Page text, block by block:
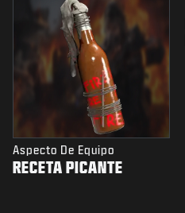
Aspecto De Equipo
RECETA PICANTE